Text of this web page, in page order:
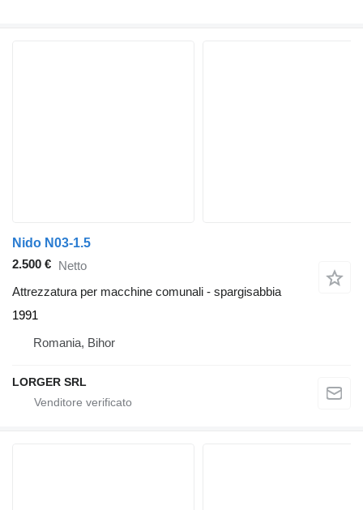
Nido N03-1.5
2.500 € Netto
Attrezzatura per macchine comunali - spargisabbia
1991
Romania, Bihor
LORGER SRL